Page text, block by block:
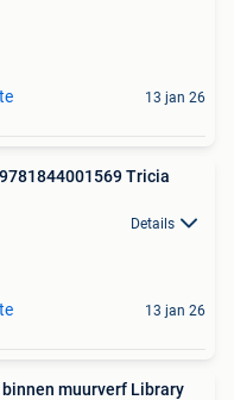
13 jan 26
Tricia
Details
13 jan 26
muurverf Library